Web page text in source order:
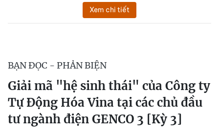
Xem chi tiết
BẠN ĐỌC - PHẢN BIỆN
Giải mã "hệ sinh thái" của Công ty
Tự Động Hóa Vina tại các chủ đầu
tư ngành điện GENCO 3 [Kỳ 3]